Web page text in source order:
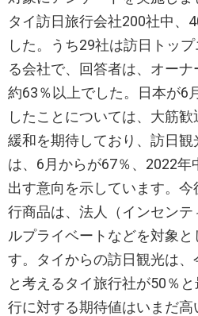
タイ訪日旅行会社200社中、
した。うち29社は訪日トッ
る会社で、回答者は、オー
約63％以上でした。日本が6
したことについては、大筋
緩和を期待しており、訪日
は、6月からが67％、2022年
出す意向を示しています。
行商品は、法人（インセン
ルプライベートなどを対象と
す。タイからの訪日観光は
と考えるタイ旅行社が50％
行に対する期待値はいまだ高